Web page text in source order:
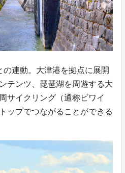
連動。大津港を拠点に展開
テンツ、琵琶湖を周遊する大
サイクリング（通称ビワイ
ップでつながることができる